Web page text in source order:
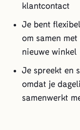
klantcontact
Je bent
om samen
nieuwe winkel
Je spreekt en
omdat je
samenwerkt